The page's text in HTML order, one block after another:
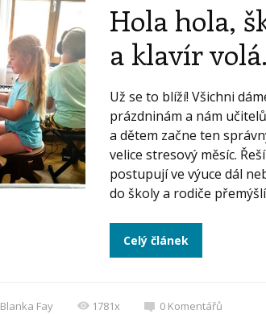
Hola hola,
a klavír
Už se to blíží! Všichni
prázdninám a nám
a dětem začne ten
velice stresový měsíc.
postupují ve výuce dál
do školy a rodiče přemýšlí
Celý článek
Blanka Fay 1781x 0 Komentářů